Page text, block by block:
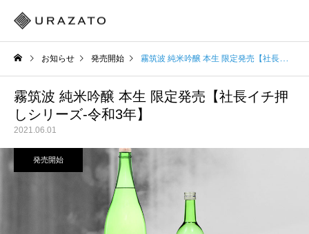
お知らせ 発売開始 霧筑波 純米吟醸 本生 限定発売【社長イチ押しシリーズ-令和3年】
霧筑波 純米吟醸 本生 限定発売【社長イチ押
しシリーズ-令和3年】
2021.06.01
発売開始